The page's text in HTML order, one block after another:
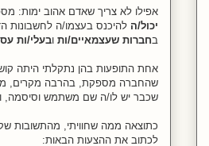
אפילו לא צריך שאדם אהוב ימות:
יכול/ה להיכנס בעצמו/ה לחשבונות
בחברות שעצמאיים/ות ובעלי/ות
אחת התופעות בהן נתקלתי היתה
שהחברה מספקת, בהרבה מקרים,
שכבר יש לו/ה שם משתמש וסיסמה,
כתוצאה ממה שחוויתי, מהתשובות
לכתוב את ההצעות הבאות: